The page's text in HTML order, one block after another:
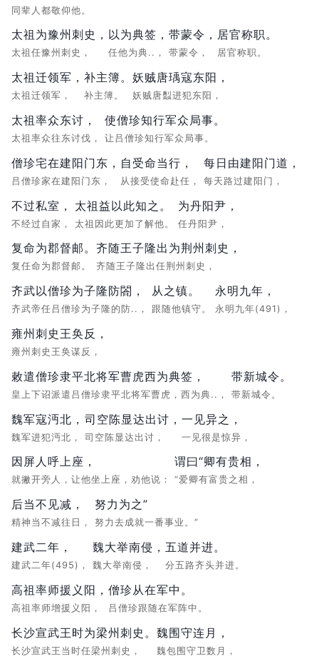
同辈人都敬仰他。
太祖为豫州刺史，
太祖任豫州刺史，
以为典签，
任他为典..，
带蒙令，
带蒙令，
居官称职。
居官称职。
太祖迁领军，
太祖迁领军，
补主簿。
补主簿。
妖贼唐瑀寇东阳，
妖贼唐蠫进犯东阳，
太祖率众东讨，
太祖率众往东讨伐，
使僧珍知行军众局事。
让吕僧珍知行军众局事。
僧珍宅在建阳门东，
吕僧珍家在建阳门东，
自受命当行，
从接受使命赴任，
每日由建阳门道，
每天路过建阳门，
不过私室，
不经过自家，
太祖益以此知之。
太祖因此更加了解他。
为丹阳尹，
任丹阳尹，
复命为郡督邮。
复任命为郡督邮。
齐随王子隆出为荆州刺史，
齐随王子隆出任荆州刺史，
齐武以僧珍为子隆防閤，
齐武帝任吕僧珍为子隆的防..，
从之镇。
跟随他镇守。
永明九年，
永明九年(491)，
雍州刺史王奂反，
雍州刺史王奂谋反，
敕遣僧珍隶平北将军曹虎西为典签，
皇上下诏派遣吕僧珍隶平北将军曹虎，西为典..，
带新城令。
带新城令。
魏军寇沔北，
魏军进犯沔北，
司空陈显达出讨，
司空陈显达出讨，
一见异之，
一见很是惊异，
因屏人呼上座，
就撇开旁人，让他坐上座，劝他说：
谓曰“卿有贵相，
“爱卿有富贵之相，
后当不见减，
精神当不减往日，
努力为之”
努力去成就一番事业。”
建武二年，
建武二年(495)，
魏大举南侵，
魏大举南侵，
五道并进。
分五路齐头并进。
高祖率师援义阳，
高祖率师增援义阳，
僧珍从在军中。
吕僧珍跟随在军阵中。
长沙宣武王时为梁州刺史。
长沙宣武王当时任梁州刺史，
魏围守连月，
魏包围守卫数月，